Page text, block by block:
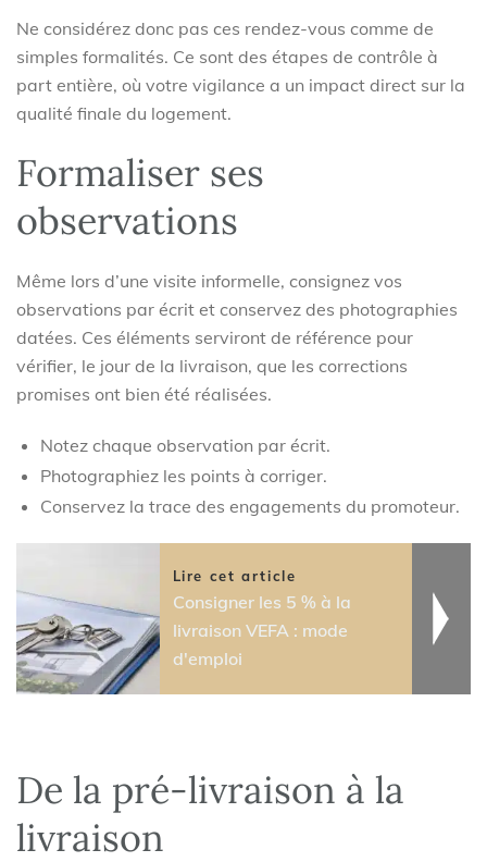
Ne considérez donc pas ces rendez-vous comme de
simples formalités. Ce sont des étapes de contrôle à
part entière, où votre vigilance a un impact direct sur la
qualité finale du logement.
Formaliser ses
observations
Même lors d’une visite informelle, consignez vos
observations par écrit et conservez des photographies
datées. Ces éléments serviront de référence pour
vérifier, le jour de la livraison, que les corrections
promises ont bien été réalisées.
Notez chaque observation par écrit.
Photographiez les points à corriger.
Conservez la trace des engagements du promoteur.
Lire cet article
Consigner les 5 % à la
livraison VEFA : mode
d'emploi
De la pré-livraison à la
livraison